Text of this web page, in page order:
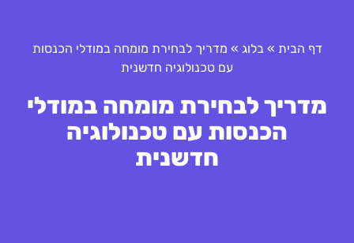
דף הבית »בלוג » מדריך לבחירת מומחה במודלי הכנסות
עם טכנולוגיה חדשנית
מדריך לבחירת מומחה במודלי
הכנסות עם טכנולוגיה
חדשנית